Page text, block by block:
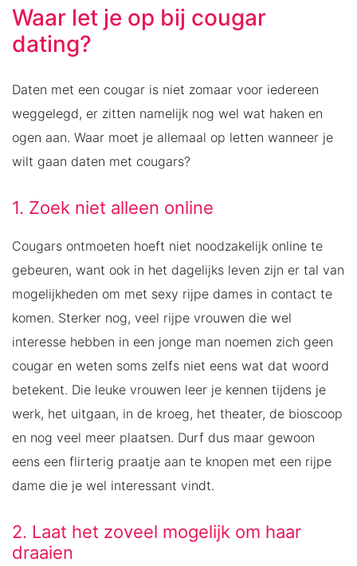
Waar let je op bij cougar
dating?
Daten met een cougar is niet zomaar voor iedereen
weggelegd, er zitten namelijk nog wel wat haken en
ogen aan. Waar moet je allemaal op letten wanneer je
wilt gaan daten met cougars?
1. Zoek niet alleen online
Cougars ontmoeten hoeft niet noodzakelijk online te
gebeuren, want ook in het dagelijks leven zijn er tal van
mogelijkheden om met sexy rijpe dames in contact te
komen. Sterker nog, veel rijpe vrouwen die wel
interesse hebben in een jonge man noemen zich geen
cougar en weten soms zelfs niet eens wat dat woord
betekent. Die leuke vrouwen leer je kennen tijdens je
werk, het uitgaan, in de kroeg, het theater, de bioscoop
en nog veel meer plaatsen. Durf dus maar gewoon
eens een flirterig praatje aan te knopen met een rijpe
dame die je wel interessant vindt.
2. Laat het zoveel mogelijk om haar
draaien